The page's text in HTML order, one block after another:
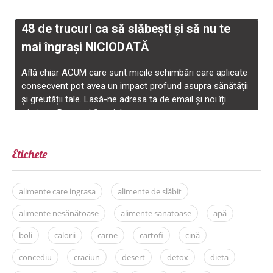
Etichete
alimente care ingrasa
alimente de slăbit
alimente nesănătoase
alimente sanatoase
apă
boli
calorii carne cartofi
cină
concediu
craciun desert detox
dieta